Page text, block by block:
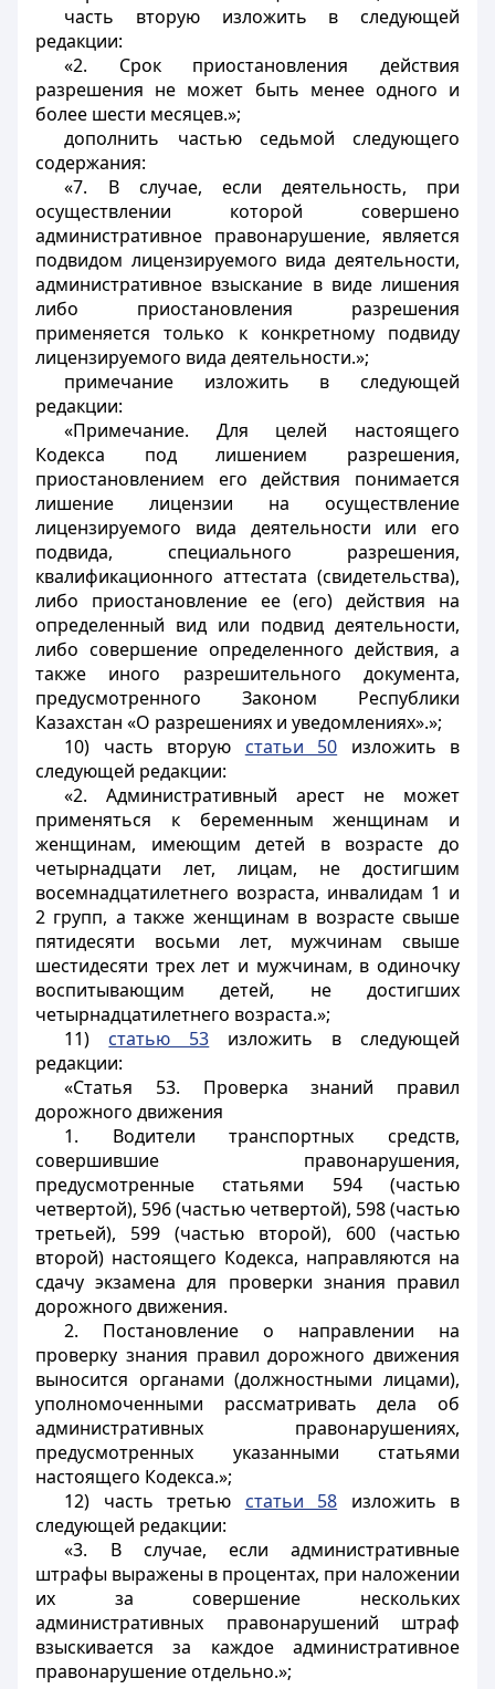
часть вторую изложить в следующей
редакции:
«2. Срок приостановления действия
разрешения не может быть менее одного и
более шести месяцев.»;
дополнить частью седьмой следующего
содержания:
«7. В случае, если деятельность, при
осуществлении которой совершено
административное правонарушение, является
подвидом лицензируемого вида деятельности,
административное взыскание в виде лишения
либо приостановления разрешения
применяется только к конкретному подвиду
лицензируемого вида деятельности.»;
примечание изложить в следующей
редакции:
«Примечание. Для целей настоящего
Кодекса под лишением разрешения,
приостановлением его действия понимается
лишение лицензии на осуществление
лицензируемого вида деятельности или его
подвида, специального разрешения,
квалификационного аттестата (свидетельства),
либо приостановление ее (его) действия на
определенный вид или подвид деятельности,
либо совершение определенного действия, а
также иного разрешительного документа,
предусмотренного Законом Республики
Казахстан «О разрешениях и уведомлениях».»;
10) часть вторую статьи 50 изложить в
следующей редакции:
«2. Административный арест не может
применяться к беременным женщинам и
женщинам, имеющим детей в возрасте до
четырнадцати лет, лицам, не достигшим
восемнадцатилетнего возраста, инвалидам 1 и
2 групп, а также женщинам в возрасте свыше
пятидесяти восьми лет, мужчинам свыше
шестидесяти трех лет и мужчинам, в одиночку
воспитывающим детей, не достигших
четырнадцатилетнего возраста.»;
11) статью 53 изложить в следующей
редакции:
«Статья 53. Проверка знаний правил
дорожного движения
1. Водители транспортных средств,
совершившие правонарушения,
предусмотренные статьями 594 (частью
четвертой), 596 (частью четвертой), 598 (частью
третьей), 599 (частью второй), 600 (частью
второй) настоящего Кодекса, направляются на
сдачу экзамена для проверки знания правил
дорожного движения.
2. Постановление о направлении на
проверку знания правил дорожного движения
выносится органами (должностными лицами),
уполномоченными рассматривать дела об
административных правонарушениях,
предусмотренных указанными статьями
настоящего Кодекса.»;
12) часть третью статьи 58 изложить в
следующей редакции:
«3. В случае, если административные
штрафы выражены в процентах, при наложении
их за совершение нескольких
административных правонарушений штраф
взыскивается за каждое административное
правонарушение отдельно.»;